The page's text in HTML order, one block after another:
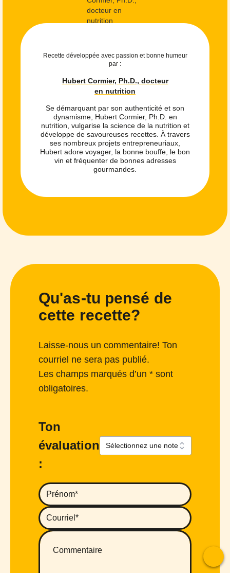
Recette développée avec passion et bonne humeur
par :
Hubert Cormier, Ph.D., docteur
en nutrition
Se démarquant par son authenticité et son
dynamisme, Hubert Cormier, Ph.D. en
nutrition, vulgarise la science de la nutrition et
développe de savoureuses recettes. À travers
ses nombreux projets entrepreneuriaux,
Hubert adore voyager, la bonne bouffe, le bon
vin et fréquenter de bonnes adresses
gourmandes.
Qu'as-tu pensé de
cette recette?
Laisse-nous un commentaire! Ton
courriel ne sera pas publié.
Les champs marqués d’un * sont
obligatoires.
Ton
évaluation
: